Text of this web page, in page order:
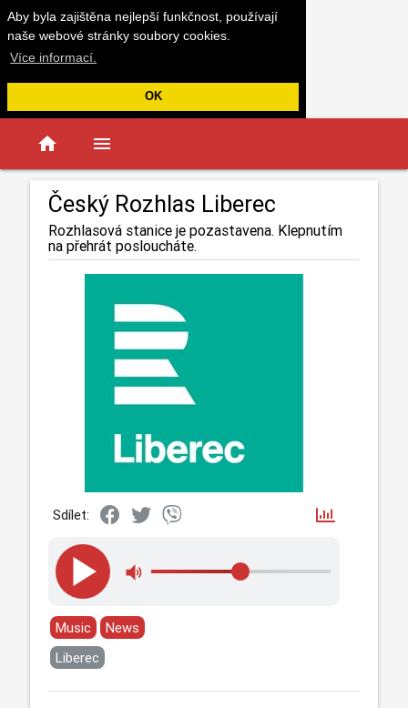
Aby byla zajištěna nejlepší funkčnost, používají
naše webové stránky soubory cookies.
Více informací.
OK
home menu
Český Rozhlas Liberec
Rozhlasová stanice je pozastavena. Klepnutím
na přehrát posloucháte.
Sdílet:
Music
News
Liberec